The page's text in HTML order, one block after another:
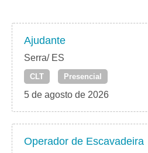
Ajudante
Serra/ ES
CLT Presencial
5 de agosto de 2026
Operador de Escavadeira